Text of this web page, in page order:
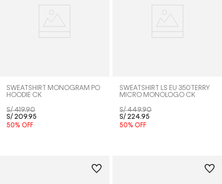
SWEATSHIRT MONOGRAM PO
HOODIE CK
S/ 419.90
S/ 209.95
50% OFF
SWEATSHIRT LS EU 350TERRY
MICRO MONOLOGO CK
S/ 449.90
S/ 224.95
50% OFF